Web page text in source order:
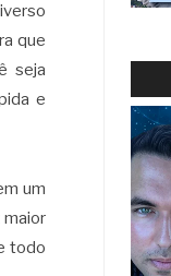
que
seja
e
um
todo